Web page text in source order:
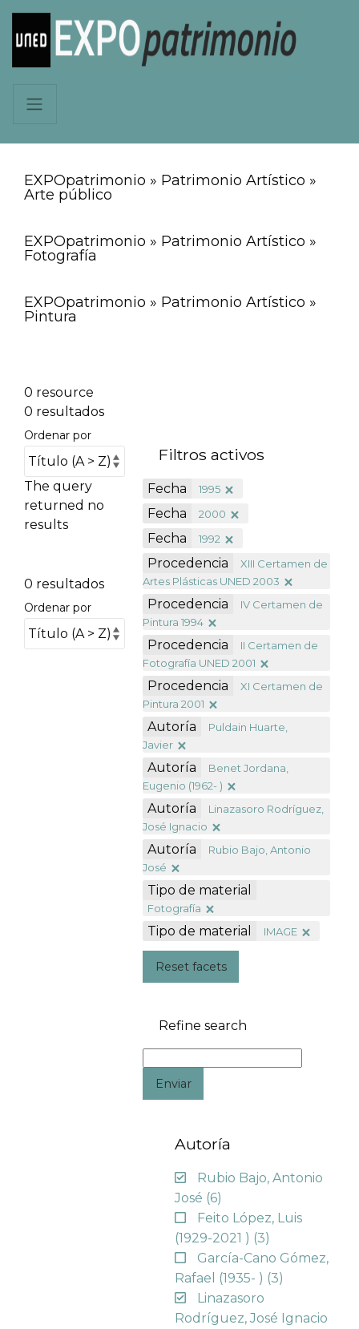
EXPOpatrimonio » Patrimonio Artístico »
Arte público
EXPOpatrimonio » Patrimonio Artístico »
Fotografía
EXPOpatrimonio » Patrimonio Artístico »
Pintura
0 resource
0 resultados
Ordenar por
The query
returned no
results
0 resultados
Ordenar por
Filtros activos
Fecha 1995
Fecha 2000
Fecha 1992
Procedencia
XIII Certamen de
Artes Plásticas UNED 2003
Procedencia
IV Certamen de
Pintura 1994
Procedencia
II Certamen de
Fotografía UNED 2001
Procedencia
XI Certamen de
Pintura 2001
Autoría
Puldain Huarte,
Javier
Autoría
Benet Jordana,
Eugenio (1962- )
Autoría
Linazasoro Rodríguez,
José Ignacio
Autoría
Rubio Bajo, Antonio
José
Tipo de material
Fotografía
Tipo de material IMAGE
Reset facets
Refine search
Enviar
Autoría
Rubio Bajo, Antonio
José (6)
Feito López, Luis
(1929-2021 ) (3)
García-Cano Gómez,
Rafael (1935- ) (3)
Linazasoro
Rodríguez, José Ignacio